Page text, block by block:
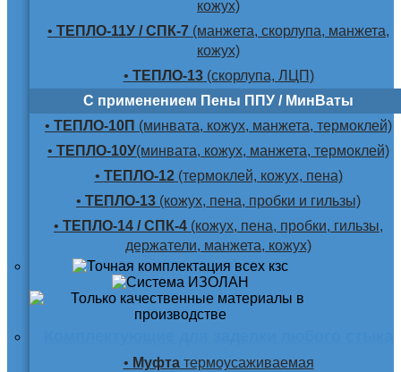
кожух)
• ТЕПЛО-11У / СПК-7 (манжета, скорлупа, манжета,
кожух)
• ТЕПЛО-13(скорлупа, ЛЦП)
С применением Пены ППУ / МинВаты
• ТЕПЛО-10П (минвата, кожух, манжета, термоклей)
• ТЕПЛО-10У(минвата, кожух, манжета, термоклей)
• ТЕПЛО-12(термоклей, кожух, пена)
• ТЕПЛО-13 (кожух, пена, пробки и гильзы)
• ТЕПЛО-14 / СПК-4 (кожух, пена, пробки, гильзы,
держатели, манжета, кожух)
• Муфтатермоусаживаемая